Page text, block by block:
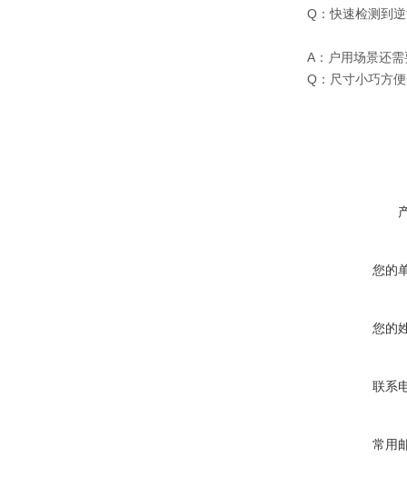
Q：快速检测到
A：户用场景还
Q：尺寸小巧方
您的
您的
联系
常用